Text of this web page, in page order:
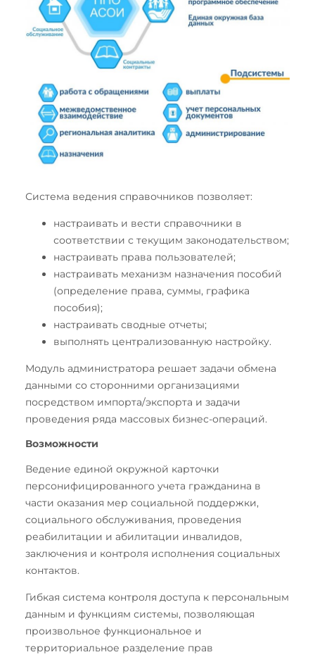
Система ведения справочников позволяет:
настраивать и вести справочники в
соответствии с текущим законодательством;
настраивать права пользователей;
настраивать механизм назначения пособий
(определение права, суммы, графика
пособия);
настраивать сводные отчеты;
выполнять централизованную настройку.
Модуль администратора решает задачи обмена
данными со сторонними организациями
посредством импорта/экспорта и задачи
проведения ряда массовых бизнес-операций.
Возможности
Ведение единой окружной карточки
персонифицированного учета гражданина в
части оказания мер социальной поддержки,
социального обслуживания, проведения
реабилитации и абилитации инвалидов,
заключения и контроля исполнения социальных
контактов.
Гибкая система контроля доступа к персональным
данным и функциям системы, позволяющая
произвольное функциональное и
территориальное разделение прав